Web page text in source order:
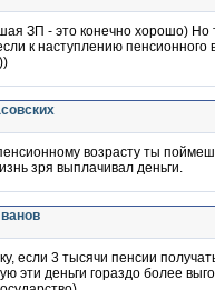
ЗП - это конечно хорошо) Но
к наступлению пенсионного
возрасту ты
зря выплачивал деньги.
если 3 тысячи пенсии
эти деньги гораздо более